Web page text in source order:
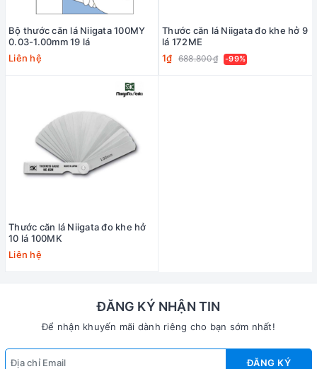
Bộ thước căn lá Niigata 100MY
0.03-1.00mm 19 lá
Liên hệ
Thước căn lá Niigata đo khe hở 9
lá 172ME
1₫ 688.800₫ -99%
Thước căn lá Niigata đo khe hở
10 lá 100MK
Liên hệ
ĐĂNG KÝ NHẬN TIN
Để nhận khuyến mãi dành riêng cho bạn sớm nhất!
ĐĂNG KÝ